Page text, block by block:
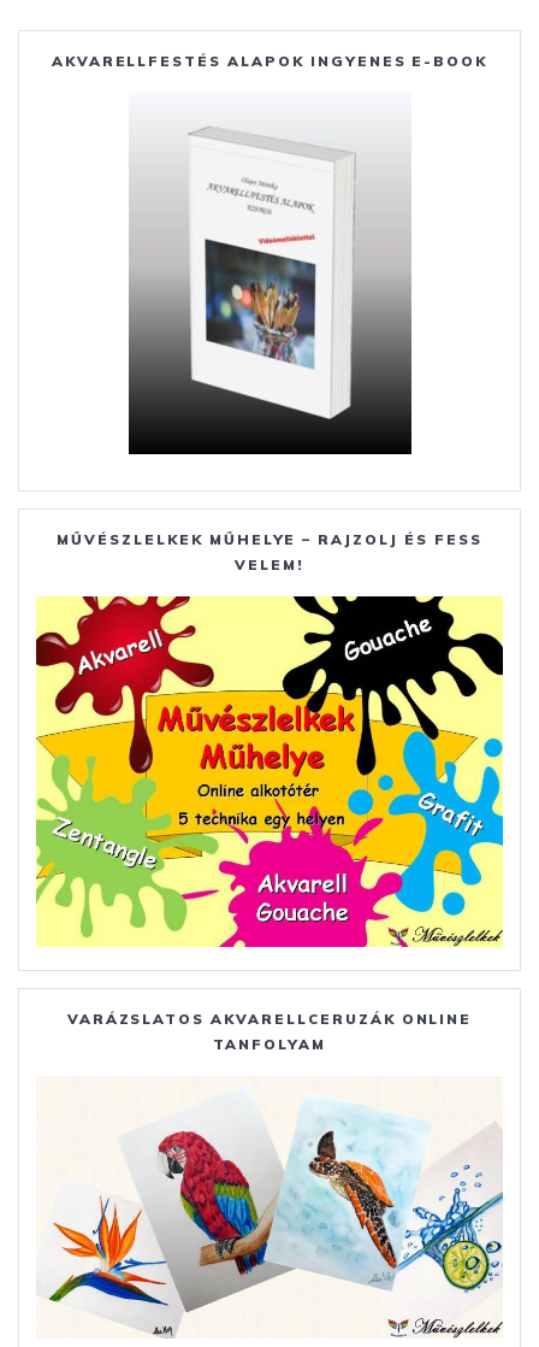
k er
AKVARELLFESTÉS ALAPOK INGYENES E-BOOK
MŰVÉSZLELKEK MŰHELYE – RAJZOLJ ÉS FESS
VELEM!
VARÁZSLATOS AKVARELLCERUZÁK ONLINE
TANFOLYAM